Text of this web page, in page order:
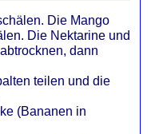
Die Mango
Die Nektarine und
dann
teilen und die
(Bananen in